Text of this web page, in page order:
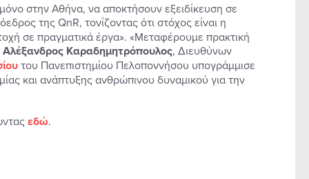
στην Αθήνα, να αποκτήσουν εξειδίκευση σε
της QnR, τονίζοντας ότι στόχος είναι η
σε πραγματικά έργα». «Μεταφέρουμε πρακτική
Αλέξανδρος Καραδημητρόπουλος, Διευθύνων
του Πανεπιστημίου Πελοποννήσου υπογράμμισε
και ανάπτυξης ανθρώπινου δυναμικού για την
εδώ.